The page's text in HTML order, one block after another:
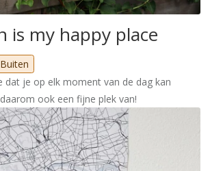
is my happy place
Buiten
dat je op elk moment van de dag kan
ook een fijne plek van!